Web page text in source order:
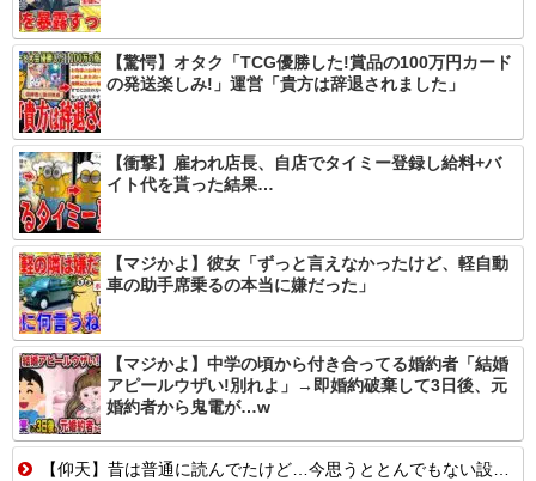
【驚愕】オタク「TCG優勝した!賞品の100万円カード
の発送楽しみ!」運営「貴方は辞退されました」
【衝撃】雇われ店長、自店でタイミー登録し給料+バ
イト代を貰った結果…
【マジかよ】彼女「ずっと言えなかったけど、軽自動
車の助手席乗るの本当に嫌だった」
【マジかよ】中学の頃から付き合ってる婚約者「結婚
アピールウザい!別れよ」→即婚約破棄して3日後、元
婚約者から鬼電が…w
【仰天】昔は普通に読んでたけど…今思うととんでもない設定の少女漫画